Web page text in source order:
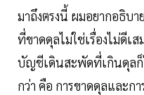
มาถึงตรงนี้ ผมอยากอธิบ
ที่ขาดดุลไม่ใช่เรื่องไม่ดีเ
บัญชีเดินสะพัดที่เกินดุลก็
กว่า คือ การขาดดุลและ